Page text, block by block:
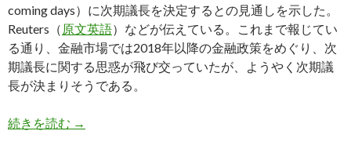
coming days）に次期議長を決定するとの見通しを示した。
Reuters（ 原文英語）などが伝えている。これまで報じてい
る通り、金融市場では2018年以降の金融政策をめぐり、次
期議長に関する思惑が飛び交っていたが、ようやく次期議
長が決まりそうである。
続きを読む トランプ大統領: 5人の議長候補の中から数日中
→